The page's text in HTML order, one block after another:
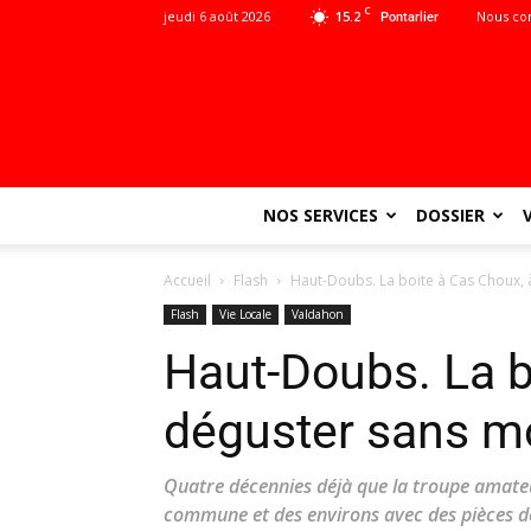
15.2 C Pontarlier
jeudi 6 août 2026 Nous
NOS SERVICES DOSSIER
Accueil Flash Haut-Doubs. La boite à Cas
Flash Vie Locale Valdahon
Haut-Doubs. La
déguster sans
Quatre décennies déjà que la troupe
commune et des environs avec des pièces